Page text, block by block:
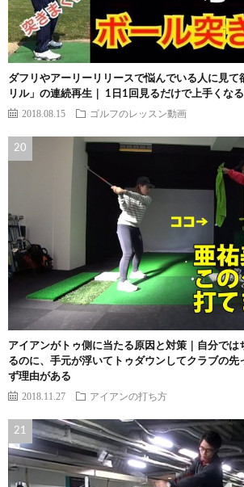
ダフリやアーリーリリースで悩んでいる人に見て
リル」の連続再生｜ 1日1回見るだけで上手くなる
2018.08.15 ゴルフのレッスン動画
アイアンがトゥ側に当たる原因と対策｜自分では
るのに、手元が浮いてトゥダウンしてクラブの先
ず理由がある
2018.11.27 アイアンの打ち方